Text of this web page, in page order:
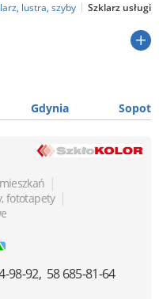
lustra, szyby Szklarz usługi
Gdynia Sopot
|
fototapety |
98-92 58 685-81-64